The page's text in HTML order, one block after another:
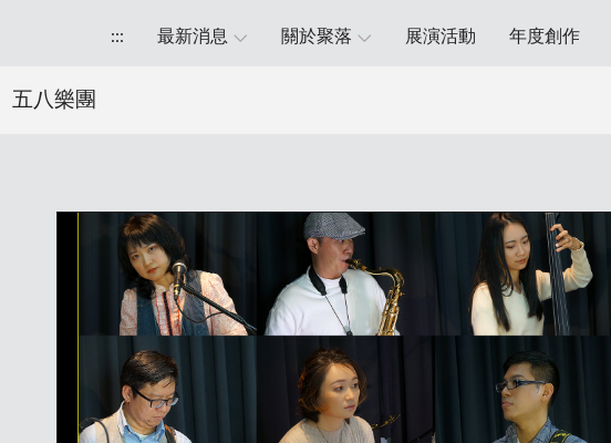
::: 最新消息 關於聚落 展演活動 年度創作
五八樂團